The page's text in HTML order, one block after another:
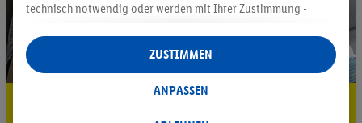
technisch notwendig oder werden mit Ihrer Zustimmung -
auch durch Partner (u.a.
Verantwortliche; im Zusammenhang mit dem IAB TCF
insgesamt
Statistik-Erstellung oder für personalisierte Werbung
ANPASSEN
ZUSTIMMEN